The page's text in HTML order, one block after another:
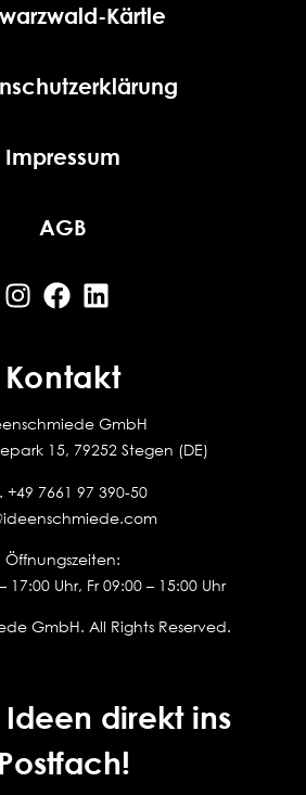
Kärtle
Impressum
AGB
Kontakt
GmbH
15, 79252 Stegen (DE)
+49 7661 97 390-50
Öffnungszeiten:
17:00 Uhr, Fr 09:00 – 15:00 Uhr
GmbH. All Rights Reserved.
Ideen direkt ins
Postfach!